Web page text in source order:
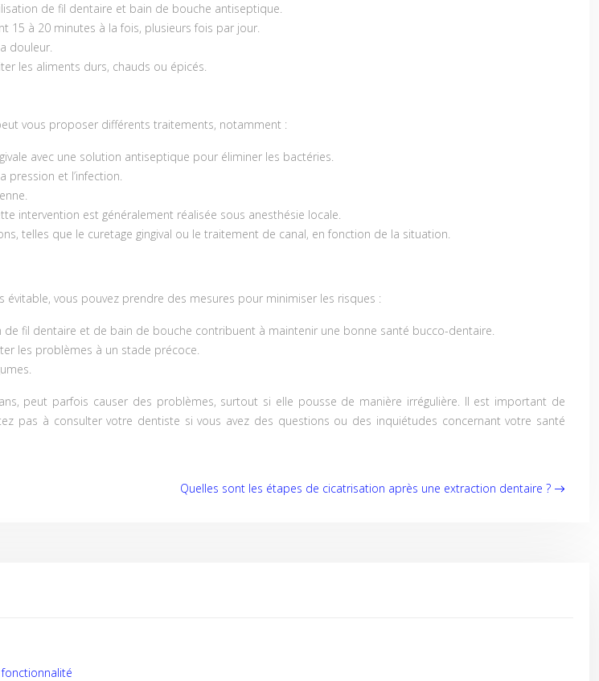
de fil dentaire et bain de bouche antiseptique.
15 à 20 minutes à la fois, plusieurs fois par jour.
douleur.
les aliments durs, chauds ou épicés.
vous proposer différents traitements, notamment :
avec une solution antiseptique pour éliminer les bactéries.
pression et l’infection.
intervention est généralement réalisée sous anesthésie locale.
telles que le curetage gingival ou le traitement de canal, en fonction de la situation.
vous pouvez prendre des mesures pour minimiser les risques :
de fil dentaire et de bain de bouche contribuent à maintenir une bonne santé bucco-dentaire.
les problèmes à un stade précoce.
peut parfois causer des problèmes, surtout si elle pousse de manière irrégulière. Il est important de
pas à consulter votre dentiste si vous avez des questions ou des inquiétudes concernant votre santé
Quelles sont les étapes de cicatrisation après une extraction dentaire ?